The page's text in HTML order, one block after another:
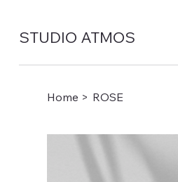
STUDIO ATMOS
Home > ROSE